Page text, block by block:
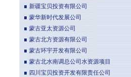
新疆宝贝投资有限公司
蒙华新时代发展公司
蒙古亚太资源公司
蒙古北方资源有限公司
蒙古环宇开发有限公司
蒙古北水南调总公司水资源项目
四川宝贝投资开发有限责任公司